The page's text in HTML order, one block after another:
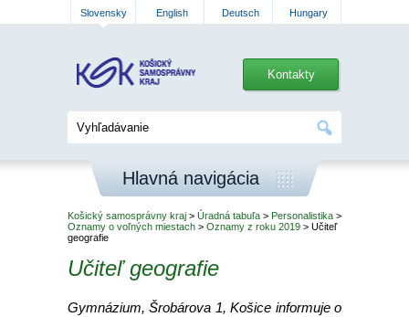
Slovensky English Deutsch Hungary
Kontakty
Hlavná navigácia
Košický samosprávny kraj > Úradná tabuľa > Personalistika >
Oznamy o voľných miestach > Oznamy z roku 2019 > Učiteľ
geografie
Učiteľ geografie
Gymnázium, Šrobárova 1, Košice informuje o